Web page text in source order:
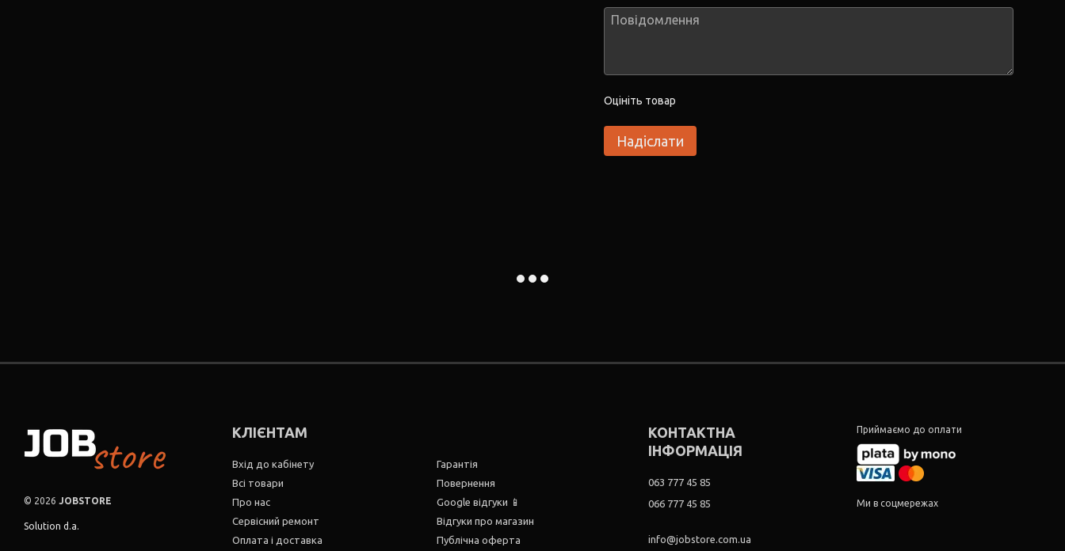
Оцініть товар
Надіслати
© 2026 JOBSTORE
Solution d.a.
КЛІЄНТАМ
Вхід до кабінету
Всі товари
Про нас
Сервісний ремонт
Оплата і доставка
Гарантія
Повернення
Google відгуки 📱
Відгуки про магазин
Публічна оферта
КОНТАКТНА
ІНФОРМАЦІЯ
063 777 45 85
066 777 45 85
info@jobstore.com.ua
Приймаємо до оплати
Ми в соцмережах